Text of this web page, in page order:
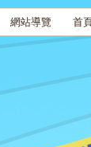
網站導覽 首